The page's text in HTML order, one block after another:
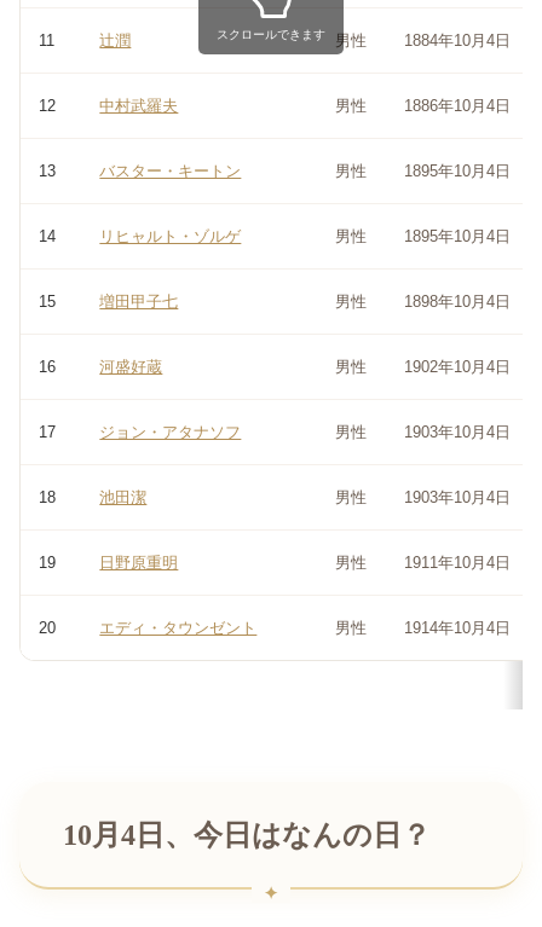
11 辻潤 男性 1884年10月4日
12 中村武羅夫 男性 1886年10月4日
13 バスター・キートン 男性 1895年10月4日
14 リヒャルト・ゾルゲ 男性 1895年10月4日
15 増田甲子七 男性 1898年10月4日
16 河盛好蔵 男性 1902年10月4日
17 ジョン・アタナソフ 男性 1903年10月4日
18 池田潔 男性 1903年10月4日
19 日野原重明 男性 1911年10月4日
20 エディ・タウンゼント 男性 1914年10月4日
スクロールできます
10月4日、今日はなんの日？